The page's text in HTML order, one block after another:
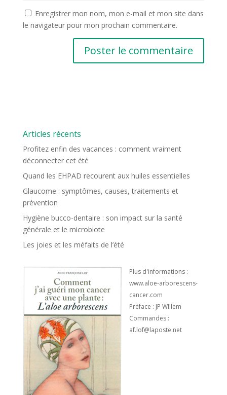
Enregistrer mon nom, mon e-mail et mon site dans
le navigateur pour mon prochain commentaire.
Articles récents
Profitez enfin des vacances : comment vraiment
déconnecter cet été
Quand les EHPAD recourent aux huiles essentielles
Glaucome : symptômes, causes, traitements et
prévention
Hygiène bucco-dentaire : son impact sur la santé
générale et le microbiote
Les joies et les méfaits de l’été
Plus d'informations :
www.aloe-arborescens-
cancer.com
Préface : JP WIllem
Commandes :
af.lof@laposte.net